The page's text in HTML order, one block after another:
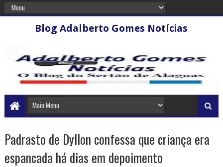
Blog Adalberto Gomes Notícias
Padrasto de Dyllon confessa que criança era
espancada há dias em depoimento